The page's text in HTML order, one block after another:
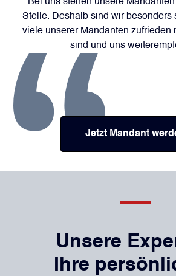
Bei uns stehen unsere
Stelle. Deshalb sind wir besonders
viele unserer Mandanten zufrieden
sind und uns
Um dieses Video abzuspielen,
Marketing-Cookies.
Um dieses Video abzuspielen,
Marketing-Cookies.
Jetzt Mandant
Unsere
Ihre